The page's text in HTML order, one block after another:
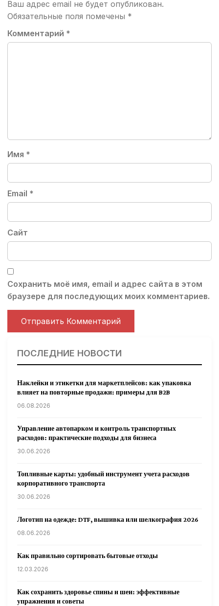
Ваш адрес email не будет опубликован.
Обязательные поля помечены *
Комментарий *
Имя *
Email *
Сайт
Сохранить моё имя, email и адрес сайта в этом
браузере для последующих моих комментариев.
ПОСЛЕДНИЕ НОВОСТИ
Наклейки и этикетки для маркетплейсов: как упаковка
влияет на повторные продажи: примеры для B2B
06.08.2026
Управление автопарком и контроль транспортных
расходов: практические подходы для бизнеса
30.06.2026
Топливные карты: удобный инструмент учета расходов
корпоративного транспорта
30.06.2026
Логотип на одежде: DTF, вышивка или шелкография 2026
08.06.2026
Как правильно сортировать бытовые отходы
12.03.2026
Как сохранить здоровье спины и шеи: эффективные
упражнения и советы